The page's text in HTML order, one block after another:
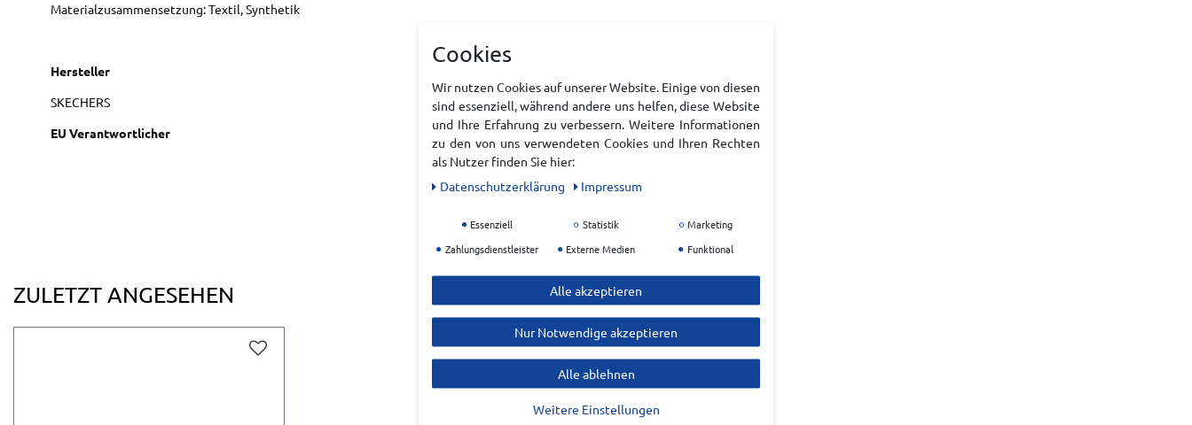
Materialzusammensetzung: Textil, Synthetik
Hersteller
SKECHERS
EU Verantwortlicher
ZULETZT ANGESEHEN
Cookies
Wir nutzen Cookies auf unserer Website. Einige von diesen
sind essenziell, während andere uns helfen, diese Website
und Ihre Erfahrung zu verbessern. Weitere Informationen
zu den von uns verwendeten Cookies und Ihren Rechten
als Nutzer finden Sie hier:
Daten­schutz­erklärung
Impressum
Essenziell Statistik
Marketing
Zahlungsdienstleister
Externe Medien Funktional
Alle akzeptieren
Nur Notwendige akzeptieren
Alle ablehnen
Weitere Einstellungen